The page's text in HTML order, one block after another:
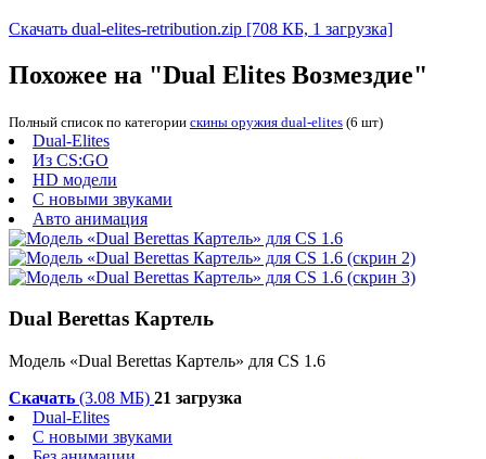
Скачать dual-elites-retribution.zip [708 КБ, 1 загрузка]
Похожее на "Dual Elites Возмездие"
Полный список по категории скины оружия dual-elites (6 шт)
Dual-Elites
Из CS:GO
HD модели
С новыми звуками
Авто анимация
Dual Berettas Картель
Модель «Dual Berettas Картель» для CS 1.6
Скачать (3.08 МБ) 21 загрузка
Dual-Elites
С новыми звуками